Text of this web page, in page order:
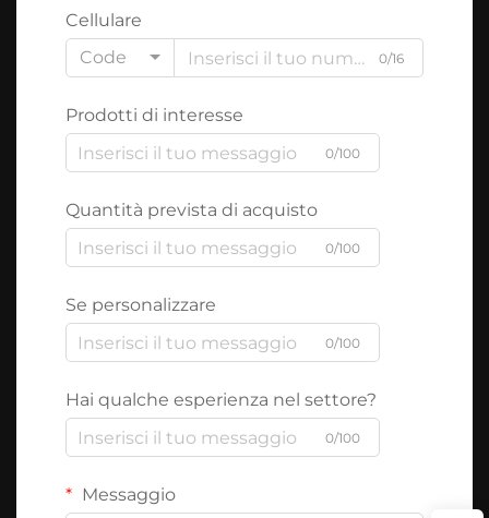
Cellulare
Code
0/16
Prodotti di interesse
0/100
Quantità prevista di acquisto
0/100
Se personalizzare
0/100
Hai qualche esperienza nel settore?
0/100
Messaggio